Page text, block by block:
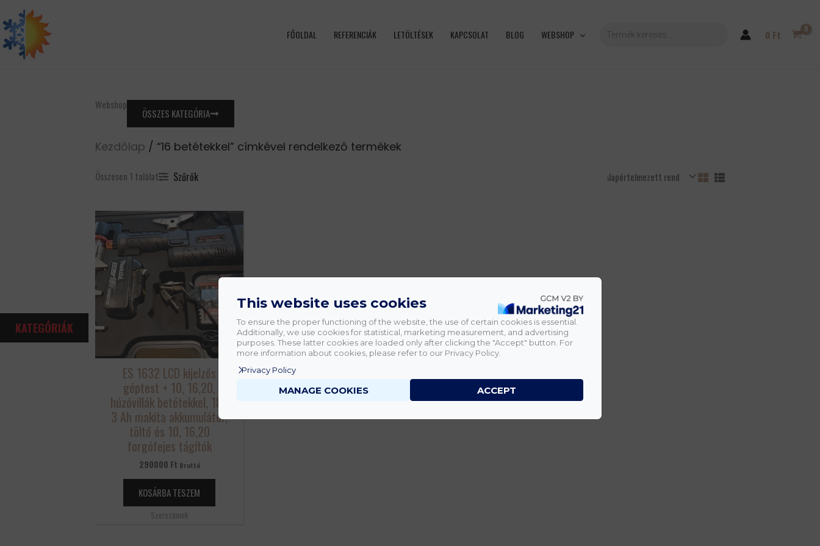
to
content
FŐOLDAL REFERENCIÁK LETÖLTÉSEK KAPCSOLAT BLOG WEBSHOP SEARCH 0 Ft
KATEGÓRIÁK
Webshop
ÖSSZES KATEGÓRIA
Kezdőlap / “16 betétekkel” címkével rendelkező termékek
Összesen 1 találat Szűrők
ES 1632 LCD kijelzős
géptest + 10, 16,20,
húzóvillák betétekkel, 18V
3 Ah makita akkumulátor,
töltő és 10, 16,20
forgófejes tágítók
290000 Ft Bruttó
KOSÁRBA TESZEM
Szerszámok
This website uses cookies
To ensure the proper functioning of the website, the use of certain cookies is essential.
Additionally, we use cookies for statistical, marketing measurement, and advertising
purposes. These latter cookies are loaded only after clicking the "Accept" button. For
more information about cookies, please refer to our Privacy Policy.
Privacy Policy
MANAGE COOKIES ACCEPT